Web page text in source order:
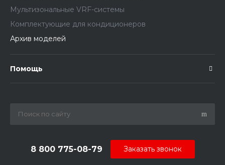
Мультизональные VRF-системы
Комплектующие для кондиционеров
Архив моделей
Помощь
8 800 775-08-79 Заказать звонок